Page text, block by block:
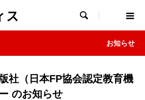
ス 
お知らせ
社（日本FP協会認定教育機
のお知らせ